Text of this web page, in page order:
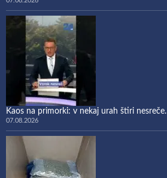
Kaos na primorki: v nekaj urah štiri nesreče.
07.08.2026